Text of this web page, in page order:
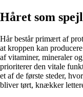
Håret som
Hår består primært af
at kroppen kan
af vitaminer, mineraler
prioriterer den vitale
et af de første steder,
bliver tørt, knækker